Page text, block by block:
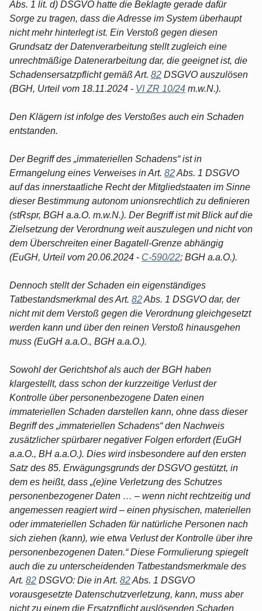
Abs. 1 lit. d) DSGVO hatte die Beklagte gerade dafür
Sorge zu tragen, dass die Adresse im System überhaupt
nicht mehr hinterlegt ist. Ein Verstoß gegen diesen
Grundsatz der Datenverarbeitung stellt zugleich eine
unrechtmäßige Datenerarbeitung dar, die geeignet ist, die
Schadensersatzpflicht gemäß Art. 82 DSGVO auszulösen
(BGH, Urteil vom 18.11.2024 - VI ZR 10/24 m.w.N.).
Den Klägern ist infolge des Verstoßes auch ein Schaden
entstanden.
Der Begriff des „immateriellen Schadens“ ist in
Ermangelung eines Verweises in Art. 82Abs. 1 DSGVO
auf das innerstaatliche Recht der Mitgliedstaaten im Sinne
dieser Bestimmung autonom unionsrechtlich zu definieren
(stRspr, BGH a.a.O. m.w.N.). Der Begriff ist mit Blick auf die
Zielsetzung der Verordnung weit auszulegen und nicht von
dem Überschreiten einer Bagatell-Grenze abhängig
(EuGH, Urteil vom 20.06.2024 - C-590/22; BGH a.a.O.).
Dennoch stellt der Schaden ein eigenständiges
Tatbestandsmerkmal des Art. 82Abs. 1 DSGVO dar, der
nicht mit dem Verstoß gegen die Verordnung gleichgesetzt
werden kann und über den reinen Verstoß hinausgehen
muss (EuGH a.a.O., BGH a.a.O.).
Sowohl der Gerichtshof als auch der BGH haben
klargestellt, dass schon der kurzzeitige Verlust der
Kontrolle über personenbezogene Daten einen
immateriellen Schaden darstellen kann, ohne dass dieser
Begriff des „immateriellen Schadens“ den Nachweis
zusätzlicher spürbarer negativer Folgen erfordert (EuGH
a.a.O., BH a.a.O.). Dies wird insbesondere auf den ersten
Satz des 85. Erwägungsgrunds der DSGVO gestützt, in
dem es heißt, dass „(e)ine Verletzung des Schutzes
personenbezogener Daten … – wenn nicht rechtzeitig und
angemessen reagiert wird – einen physischen, materiellen
oder immateriellen Schaden für natürliche Personen nach
sich ziehen (kann), wie etwa Verlust der Kontrolle über ihre
personenbezogenen Daten.“ Diese Formulierung spiegelt
auch die zu unterscheidenden Tatbestandsmerkmale des
Art. 82 DSGVO: Die in Art. 82Abs. 1 DSGVO
vorausgesetzte Datenschutzverletzung, kann, muss aber
nicht zu einem die Ersatzpflicht auslösenden Schaden